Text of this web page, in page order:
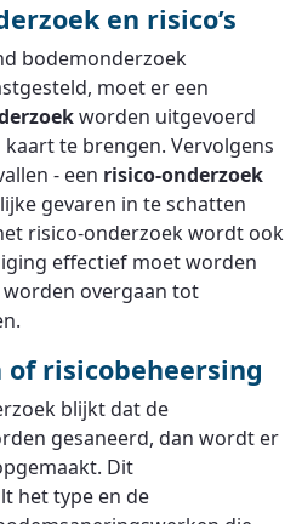
en risico’s
bodemonderzoek
moet er een
worden uitgevoerd
te brengen. Vervolgens
- een risico-onderzoek
gevaren in te schatten
risico-onderzoek wordt ook
effectief moet worden
overgaan tot
of risicobeheersing
blijkt dat de
gesaneerd, dan wordt er
Dit
het type en de